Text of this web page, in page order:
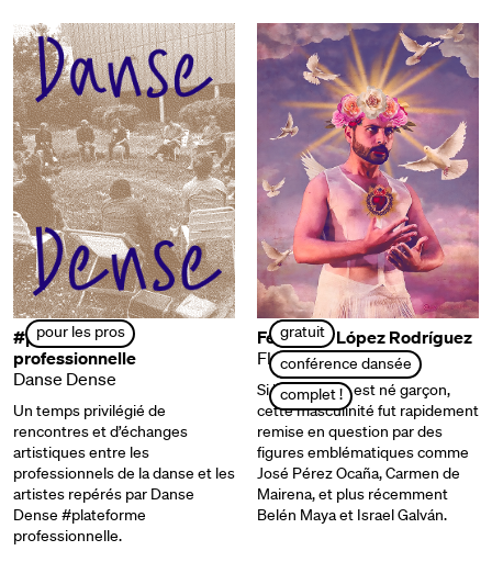
pour les pros
#plateforme
professionnelle
Danse Dense
Un temps privilégié de
rencontres et d’échanges
artistiques entre les
professionnels de la danse et les
artistes repérés par Danse
Dense #plateforme
professionnelle.
gratuit
conférence dansée
complet !
Fernando López Rodríguez
Flamenco queer
Si le flamenco est né garçon,
cette masculinité fut rapidement
remise en question par des
figures emblématiques comme
José Pérez Ocaña, Carmen de
Mairena, et plus récemment
Belén Maya et Israel Galván.